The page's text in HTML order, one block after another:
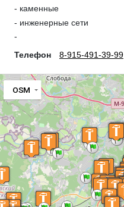
- каменные
- инженерные сети
-
Телефон
8-915-491-39-99
OSM